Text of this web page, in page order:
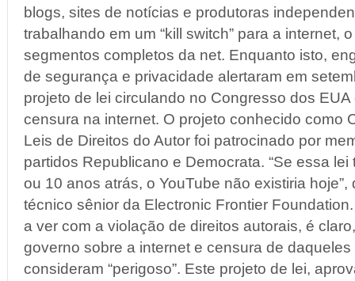
blogs, sites de notícias e produtoras
trabalhando em um “kill switch” para a internet,
segmentos completos da net. Enquanto isto,
de segurança e privacidade alertaram em
projeto de lei circulando no Congresso dos
censura na internet. O projeto conhecido como
Leis de Direitos do Autor foi patrocinado por
partidos Republicano e Democrata. “Se essa
ou 10 anos atrás, o YouTube não existiria
técnico sênior da Electronic Frontier
a ver com a violação de direitos autorais, é
governo sobre a internet e censura de
consideram “perigoso”. Este projeto de lei,